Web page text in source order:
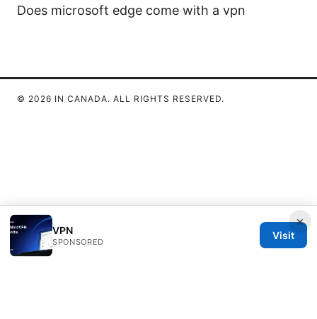
Does microsoft edge come with a vpn
×
VPN
SPONSORED
Visit
© 2026 IN CANADA. ALL RIGHTS RESERVED.